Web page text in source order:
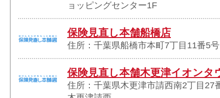
ョッピングセンター1F
保険見直し本舗船橋店
住所：千葉県船橋市本町7丁目11番5
保険見直し本舗木更津イオンタ
住所：千葉県木更津市請西南2丁目27